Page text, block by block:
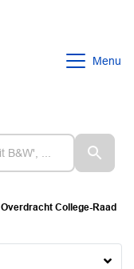
Menu
Overdracht College-Raad